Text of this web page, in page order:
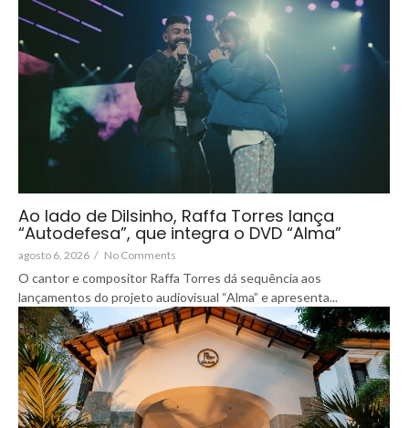
Ao lado de Dilsinho, Raffa Torres lança
“Autodefesa”, que integra o DVD “Alma”
agosto 6, 2026 / No Comments
O cantor e compositor Raffa Torres dá sequência aos
lançamentos do projeto audiovisual “Alma” e apresenta...